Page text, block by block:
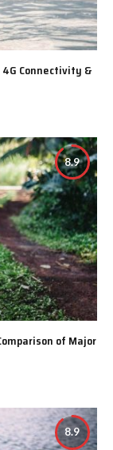
Connectivity &
8.9
of Major
8.9